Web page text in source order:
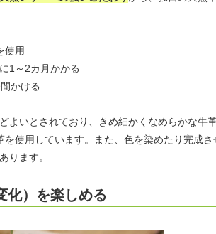
使用
1～2カ月かかる
かける
よいとされており、きめ細かくなめらかな牛
を使用しています。また、色を染めたり完成
ります。
化）を楽しめる